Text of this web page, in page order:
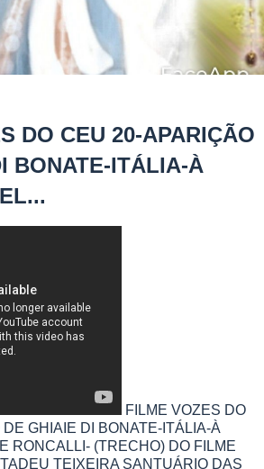
DO CEU 20-APARIÇÃO
BONATE-ITÁLIA-À
FILME VOZES DO
GHIAIE DI BONATE-ITÁLIA-À
RONCALLI- (TRECHO) DO FILME
TEIXEIRA SANTUÁRIO DAS